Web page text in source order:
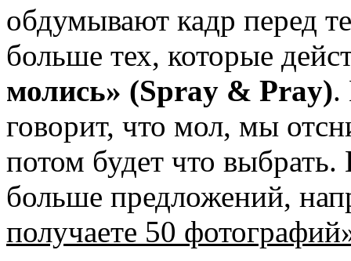
обдумывают кадр перед
больше тех, которые
молись» (Spray & Pray).
говорит, что мол, мы
потом будет что выбрать.
больше предложений,
получаете 50